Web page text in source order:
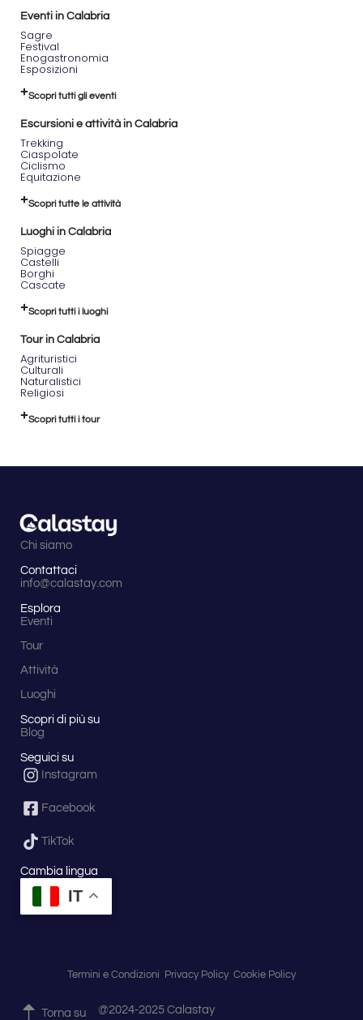
Eventi in Calabria
Sagre
Festival
Enogastronomia
Esposizioni
Scopri tutti gli eventi
Escursioni e attività in Calabria
Trekking
Ciaspolate
Ciclismo
Equitazione
Scopri tutte le attività
Luoghi in Calabria
Spiagge
Castelli
Borghi
Cascate
Scopri tutti i luoghi
Tour in Calabria
Agrituristici
Culturali
Naturalistici
Religiosi
Scopri tutti i tour
Chi siamo
Contattaci
info@calastay.com
Esplora
Eventi
Tour
Attività
Luoghi
Scopri di più su
Blog
Seguici su
Instagram
Facebook
TikTok
Cambia lingua
IT
Termini e Condizioni Privacy Policy Cookie Policy
Torna su @2024-2025 Calastay